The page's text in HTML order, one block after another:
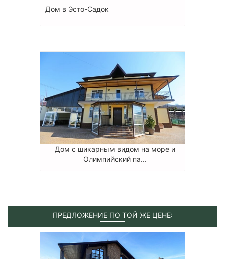
Дом в Эсто-Садок
Дом с шикарным видом на море и
Олимпийский па...
ПРЕДЛОЖЕНИЕ ПО ТОЙ ЖЕ ЦЕНЕ: